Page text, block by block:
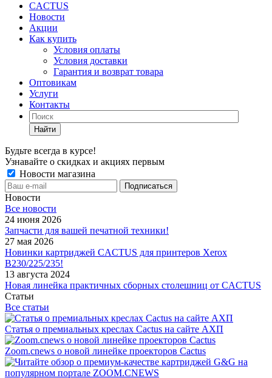
CACTUS
Новости
Акции
Как купить
Условия оплаты
Условия доставки
Гарантия и возврат товара
Оптовикам
Услуги
Контакты
Найти
Будьте всегда в курсе!
Узнавайте о скидках и акциях первым
Новости магазина
Новости
Все новости
24 июня 2026
Запчасти для вашей печатной техники!
27 мая 2026
Новинки картриджей CACTUS для принтеров Xerox
B230/225/235!
13 августа 2024
Новая линейка практичных сборных столешниц от CACTUS
Статьи
Все статьи
Статья о премиальных креслах Cactus на сайте АХП
Zoom.cnews о новой линейке проекторов Cactus